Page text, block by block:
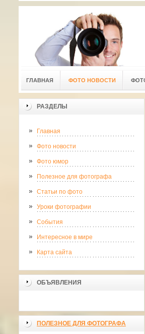
ГЛАВНАЯ ФОТО НОВОСТИ
РАЗДЕЛЫ
Главная
Фото новости
Фото юмор
Полезное для фотографа
Статьи по фото
Уроки фотографии
События
Интересное в мире
Карта сайта
ОБЪЯВЛЕНИЯ
ПОЛЕЗНОЕ ДЛЯ ФОТОГРАФА